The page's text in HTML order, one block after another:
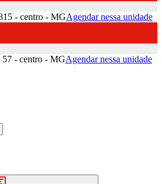
- centro - MGAgendar nessa unidade
57 - centro - MGAgendar nessa unidade